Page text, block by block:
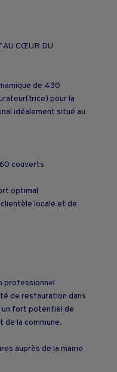
AU CŒUR DU
de 430
pour la
idéalement situé au
couverts
optimal
locale et de
professionnel
de restauration dans
un fort potentiel de
de la commune.
auprès de la mairie